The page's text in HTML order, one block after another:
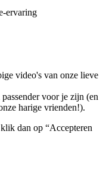
ervaring
video's van onze lieve
voor je zijn (en
harige vrienden!).
dan op “Accepteren